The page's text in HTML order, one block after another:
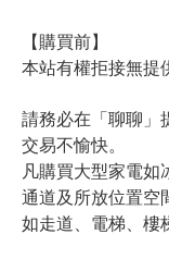
【購買前】
本站有權拒接無提
請務必在「聊聊」
交易不愉快。
凡購買大型家電
通道及所放位置空
如走道、電梯、樓